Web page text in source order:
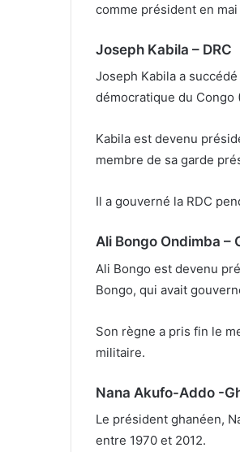
comme président en mai
Joseph Kabila – DRC
Joseph Kabila a
démocratique du Congo
Kabila est devenu
membre de sa garde
Il a gouverné la RDC
Ali Bongo Ondimba –
Ali Bongo est devenu
Bongo, qui avait
Son règne a pris fin le
militaire.
Nana Akufo-Addo -
Le président ghanéen,
entre 1970 et 2012.